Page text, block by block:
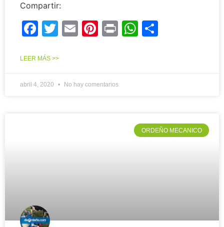
Compartir:
Facebook
Twitter
EmailPinterest
PrintWhatsApp
LEER MÁS >>
abril 4, 2020 No hay comentarios
ORDEÑO MECANICO